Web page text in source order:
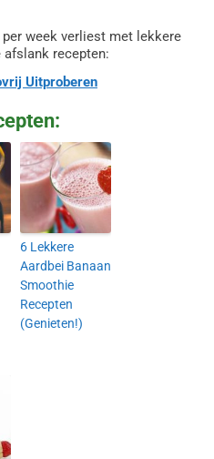
per week verliest met lekkere
recepten:
Uitproberen
6 Lekkere
Aardbei Banaan
Smoothie
Recepten
(Genieten!)